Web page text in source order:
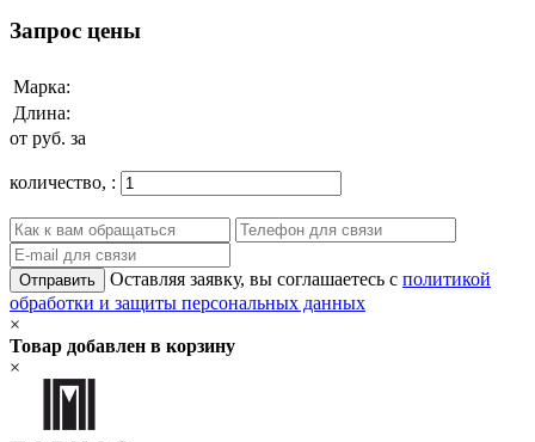
Запрос цены
Марка:
Длина:
от руб. за
количество, :
Отправить Оставляя заявку, вы соглашаетесь с политикой
обработки и защиты персональных данных
×
Товар добавлен в корзину
×